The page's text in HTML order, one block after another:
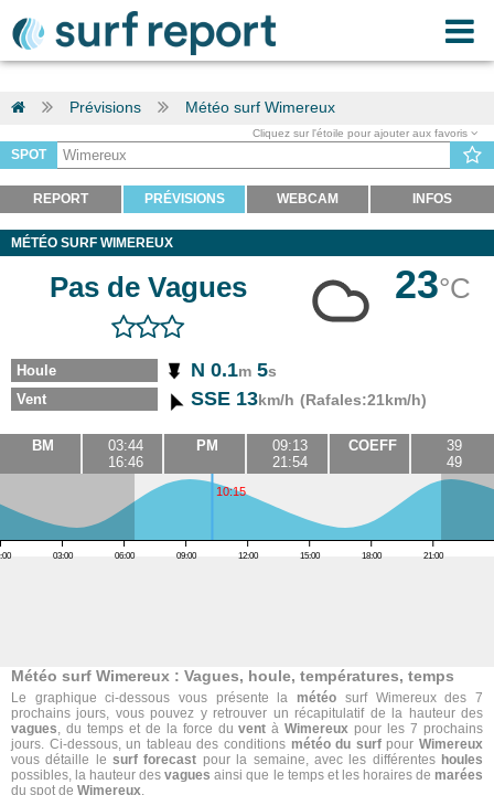
Prévisions Météo surf Wimereux
Cliquez sur l'étoile pour ajouter aux favoris
SPOT
REPORT PRÉVISIONS WEBCAM INFOS
MÉTÉO SURF WIMEREUX
Pas de Vagues 23°C
Houle N 0.1m 5s
Vent SSE 13km/h (Rafales:21km/h)
BM
03:44
16:46
PM
09:13
21:54
COEFF
39
49
10:15
03:00 06:00 09:00 12:00 15:00 18:00 21:00
Météo surf Wimereux : Vagues, houle, températures, temps
Le graphique ci-dessous vous présente la météo surf Wimereux des 7
prochains jours, vous pouvez y retrouver un récapitulatif de la hauteur des
vagues , du temps et de la force duvent àWimereux pour les 7 prochains
jours. Ci-dessous, un tableau des conditions météo du surfpourWimereux
vous détaille lesurf forecast pour la semaine, avec les différentes houles
possibles, la hauteur desvagues ainsi que le temps et les horaires de marées
du spot de Wimereux